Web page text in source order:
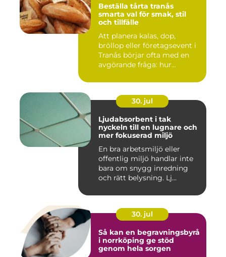
Beställa tårta tranås
smarta val för smak, stil
och tillfälle
Att planera kalas, dop,
bröllop eller företagsevent i
Tranås börjar ofta med en
avgörande fråga: hur...
30. jul
Ljudabsorbent i tak
nyckeln till en lugnare och
mer fokuserad miljö
En bra arbetsmiljö eller
offentlig miljö handlar inte
bara om snygg inredning
och rätt belysning. Lj...
30. jul
Så kan en begravningsbyrå
i norrköping ge stöd
genom hela sorgen